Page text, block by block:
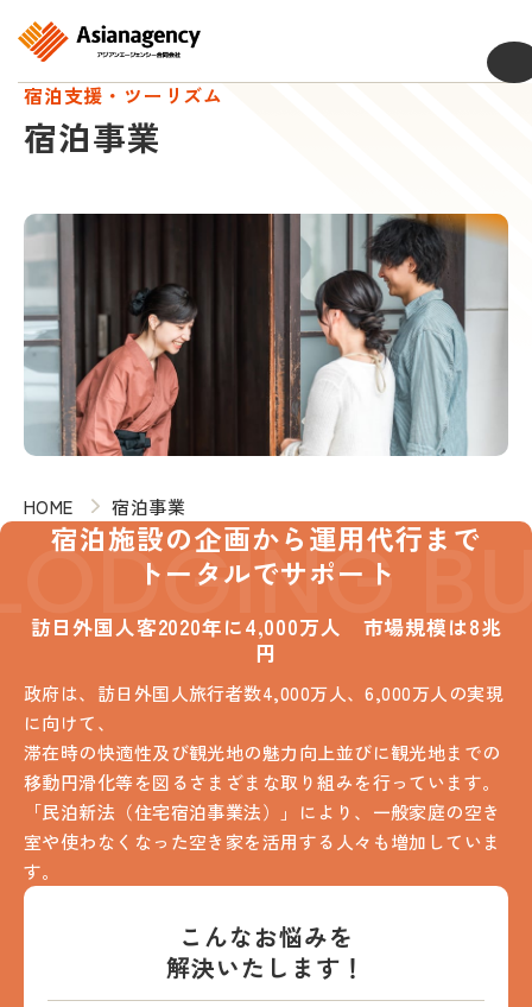
MENU
宿泊支援・ツーリズム
宿泊事業
HOME 宿泊事業
宿泊施設の企画から運用代行まで
トータルでサポート
訪日外国人客2020年に4,000万人 市場規模は8兆
円
政府は、訪日外国人旅行者数4,000万人、6,000万人の実現
に向けて、
滞在時の快適性及び観光地の魅力向上並びに観光地までの
移動円滑化等を図るさまざまな取り組みを行っています。
「民泊新法（住宅宿泊事業法）」により、一般家庭の空き
室や使わなくなった空き家を活用する人々も増加していま
す。
こんなお悩みを
解決いたします！